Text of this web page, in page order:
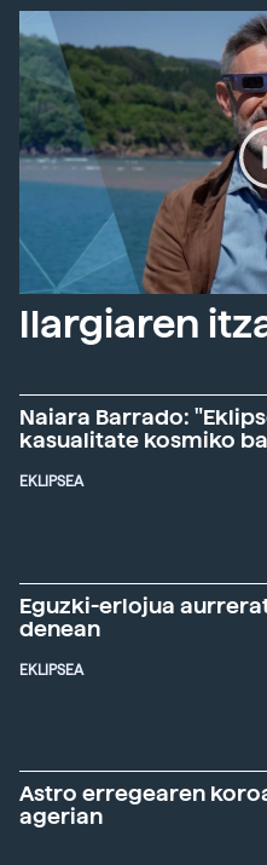
Ilargiaren
Naiara Barrado:
kasualitate kosmiko
EKLIPSEA
Eguzki-erlojua
denean
EKLIPSEA
Astro erregearen
agerian